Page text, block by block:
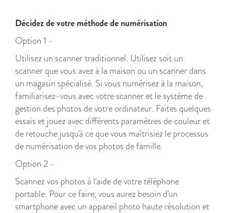
Décidez de votre méthode de numérisation
Option 1 -
Utilisez un scanner traditionnel. Utilisez soit un
scanner que vous avez à la maison ou un scanner dans
un magasin spécialisé. Si vous numérisez à la maison,
familiarisez-vous avec votre scanner et le système de
gestion des photos de votre ordinateur. Faites quelques
essais et jouez avec différents paramètres de couleur et
de retouche jusqu'à ce que vous maîtrisiez le processus
de numérisation de vos photos de famille.
Option 2 -
Scannez vos photos à l'aide de votre téléphone
portable. Pour ce faire, vous aurez besoin d'un
smartphone avec un appareil photo haute résolution et